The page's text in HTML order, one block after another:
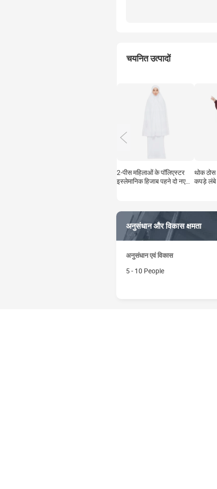
चयनित उत्पादों
2-पीस महिलाओं के पॉलिएस्टर
इस्लेमानिक हिजाब पहने दो नए
थोक
कपड़े लंबे
अनुसंधान और विकास क्षमता
अनुसंधान एवं विकास
5 - 10 People